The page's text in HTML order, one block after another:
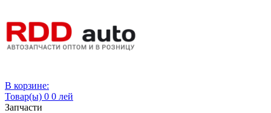
В корзине:
Товар(ы) 0 0 лей
Запчасти